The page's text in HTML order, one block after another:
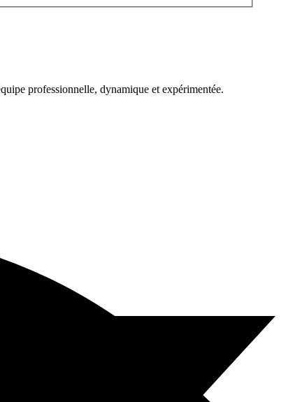
professionnelle, dynamique et expérimentée.